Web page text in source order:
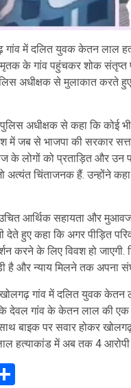
गांव में दलित युवक केतन लाल
के गांव पहुंचकर शोक
अधीक्षक से मुलाकात करते
अधीक्षक से कहा कि कोई भी
में जब से भाजपा की सरकार
लोगों को प्रताड़ित और उन
अत्यंत चिंताजनक हैं. उन्होंने
आर्थिक सहायता और
देते हुए कहा कि अगर पीड़ित
करने के लिए विवश हो
है और न्याय मिलने तक अपना
खोलगढ़ गांव में दलित युवक
देवल गांव के केतन लाल की
बाइक पर सवार होकर
हत्याकांड में अब तक 4 आरोपी